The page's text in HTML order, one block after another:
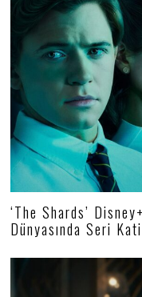
‘The Shards’
Dünyasında Seri